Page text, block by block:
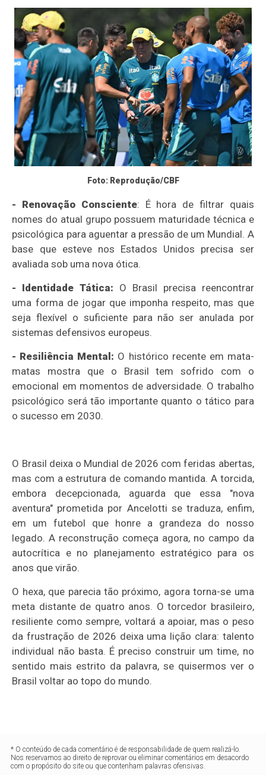
Foto: Reprodução/CBF
- Renovação Consciente: É hora de filtrar quais
nomes do atual grupo possuem maturidade técnica e
psicológica para aguentar a pressão de um Mundial. A
base que esteve nos Estados Unidos precisa ser
avaliada sob uma nova ótica.
- Identidade Tática: O Brasil precisa reencontrar
uma forma de jogar que imponha respeito, mas que
seja flexível o suficiente para não ser anulada por
sistemas defensivos europeus.
- Resiliência Mental: O histórico recente em mata-
matas mostra que o Brasil tem sofrido com o
emocional em momentos de adversidade. O trabalho
psicológico será tão importante quanto o tático para
o sucesso em 2030.
O Brasil deixa o Mundial de 2026 com feridas abertas,
mas com a estrutura de comando mantida. A torcida,
embora decepcionada, aguarda que essa "nova
aventura" prometida por Ancelotti se traduza, enfim,
em um futebol que honre a grandeza do nosso
legado. A reconstrução começa agora, no campo da
autocrítica e no planejamento estratégico para os
anos que virão.
O hexa, que parecia tão próximo, agora torna-se uma
meta distante de quatro anos. O torcedor brasileiro,
resiliente como sempre, voltará a apoiar, mas o peso
da frustração de 2026 deixa uma lição clara: talento
individual não basta. É preciso construir um time, no
sentido mais estrito da palavra, se quisermos ver o
Brasil voltar ao topo do mundo.
* O conteúdo de cada comentário é de responsabilidade de quem realizá-lo.
Nos reservamos ao direito de reprovar ou eliminar comentários em desacordo
com o propósito do site ou que contenham palavras ofensivas.